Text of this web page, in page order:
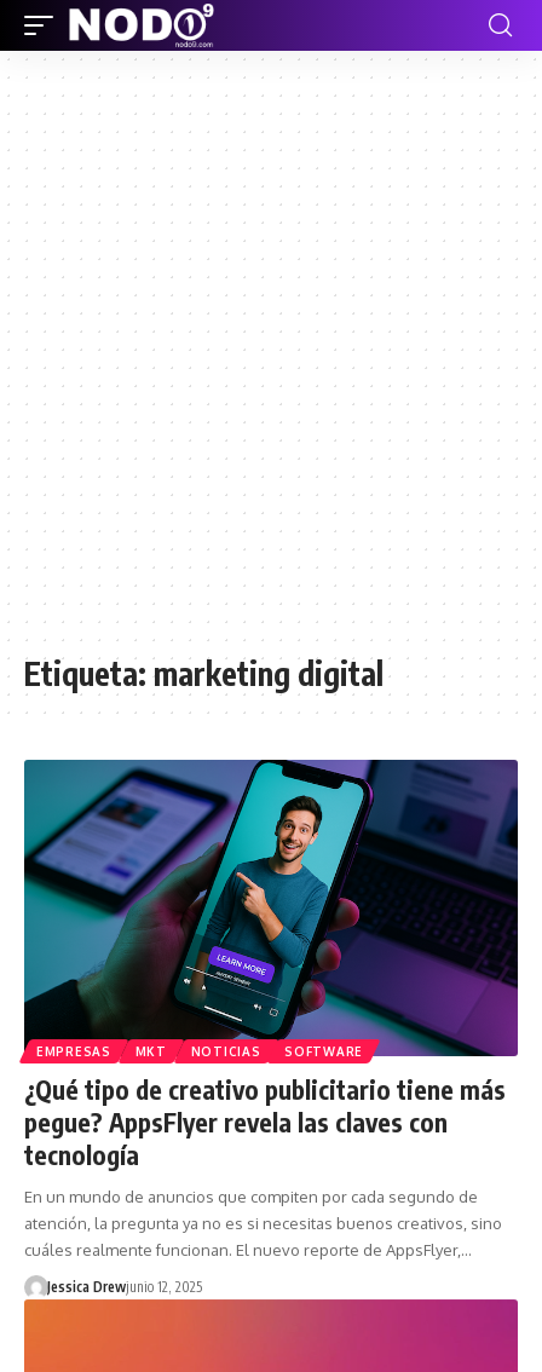
Etiqueta:marketing digital
EMPRESAS MKT NOTICIAS SOFTWARE
¿Qué tipo de creativo publicitario tiene más
pegue? AppsFlyer revela las claves con
tecnología
En un mundo de anuncios que compiten por cada segundo de
atención, la pregunta ya no es si necesitas buenos creativos, sino
cuáles realmente funcionan. El nuevo reporte de AppsFlyer,…
Jessica Drewjunio 12, 2025